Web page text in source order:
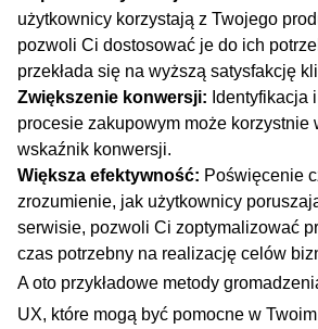
użytkownicy korzystają z Twojego
pozwoli ⁤Ci dostosować je do ​ich
⁢przekłada się ⁤na ⁢wyższą ⁤satysfakcję
Zwiększenie konwersji: Identyfikacja
procesie zakupowym może korzystnie
wskaźnik konwersji.
Większa efektywność: Poświęcenie
zrozumienie, jak użytkownicy
serwisie, pozwoli Ci zoptymalizować
czas potrzebny ⁢na realizację celów‌
A oto⁣ przykładowe ⁣metody⁢
⁣UX, które mogą być pomocne w